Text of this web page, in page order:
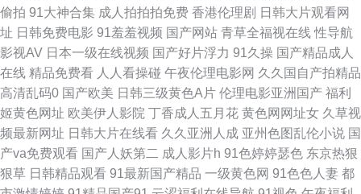
激情午夜网站 欧美精品另类 日韩天美成人 中文三级AV在线 俺去也色洛洛 国
产转区 蜜桃91无需下载 日本无码影院 午夜伦理av 91精品一区 不卡综合11
国产黄网站 久久综合丁香五月 日韩五码网站 在线观看ab 白丝高潮玩哭 微拍
视频在线观看 老司机福利亚洲 午夜久久视频 99操我 日韩国国产成人 伊人狠
狠地淫 白浆福利导航 狠狠操成人在线 欧美另类丝袜自拍 无码熟妇人妻AV
偷拍 91大神合集 成人拍拍拍免费 香港伦理剧 日韩大片观看网
址 日韩免费电影 91羞羞视频 国产网站 青草全福视在线 性导航
影视AV 日本一级在线视频 国产好片浮力 91久操 国产精品成人
在线 精品免费看 人人看操碰 午夜伦理电影网 久久国自产拍精品
高清乱码0 国产欧美 日韩三级黄色A片 伦理电影亚洲国产 福利
姬黄色网址 欧美伊人影院 丁香成人五月花 黄色网网址女 久草视
频最新网址 日韩大片在线看 久久亚洲人成 亚州色图乱伦小说 国
产va免费观看 国产人妖第二 成人影片h 91色婷婷瑟色 东京热狠
狠草 日韩精品观看 91最新国产精品 一级黄色网 91色色人妻 都